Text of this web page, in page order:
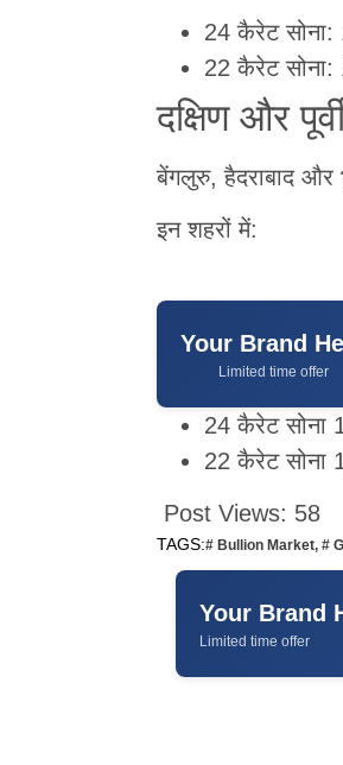
24 कैरेट सोना:
22 कैरेट सोना:
दक्षिण और
बेंगलुरु, हैदराबाद और
इन शहरों में:
Your Brand
Limited time offer
24 कैरेट सोना
22 कैरेट सोना
Post Views: 58
TAGS:# Bullion Market, #
Your Brand
Limited time offer